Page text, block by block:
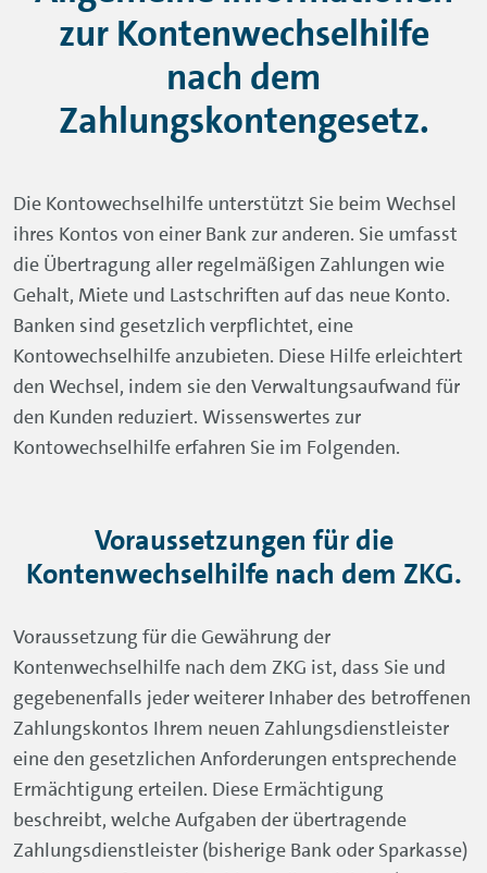
zur Kontenwechselhilfe
nach dem
Zahlungskontengesetz.
Die Kontowechselhilfe unterstützt Sie beim Wechsel
ihres Kontos von einer Bank zur anderen. Sie umfasst
die Übertragung aller regelmäßigen Zahlungen wie
Gehalt, Miete und Lastschriften auf das neue Konto.
Banken sind gesetzlich verpflichtet, eine
Kontowechselhilfe anzubieten. Diese Hilfe erleichtert
den Wechsel, indem sie den Verwaltungsaufwand für
den Kunden reduziert. Wissenswertes zur
Kontowechselhilfe erfahren Sie im Folgenden.
Voraussetzungen für die
Kontenwechselhilfe nach dem ZKG.
Voraussetzung für die Gewährung der
Kontenwechselhilfe nach dem ZKG ist, dass Sie und
gegebenenfalls jeder weiterer Inhaber des betroffenen
Zahlungskontos Ihrem neuen Zahlungsdienstleister
eine den gesetzlichen Anforderungen entsprechende
Ermächtigung erteilen. Diese Ermächtigung
beschreibt, welche Aufgaben der übertragende
Zahlungsdienstleister (bisherige Bank oder Sparkasse)